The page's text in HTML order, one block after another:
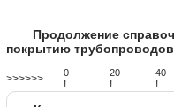
Продолжение
покрытию трубопроводов
>>>>>> 0
!...................
20
!...................
40
!............